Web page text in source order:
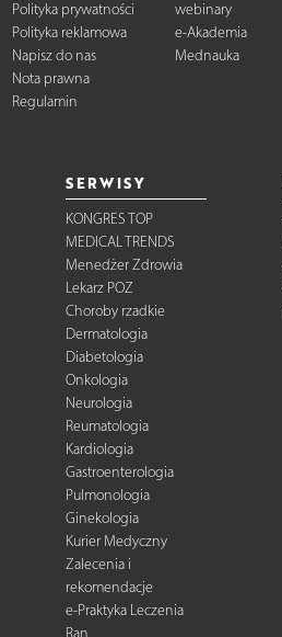
Polityka prywatności
Polityka reklamowa
Napisz do nas
Nota prawna
Regulamin
webinary
e-Akademia
Mednauka
SERWISY
KONGRES TOP
MEDICAL TRENDS
Menedżer Zdrowia
Lekarz POZ
Choroby rzadkie
Dermatologia
Diabetologia
Onkologia
Neurologia
Reumatologia
Kardiologia
Gastroenterologia
Pulmonologia
Ginekologia
Kurier Medyczny
Zalecenia i
rekomendacje
e-Praktyka Leczenia
Ran